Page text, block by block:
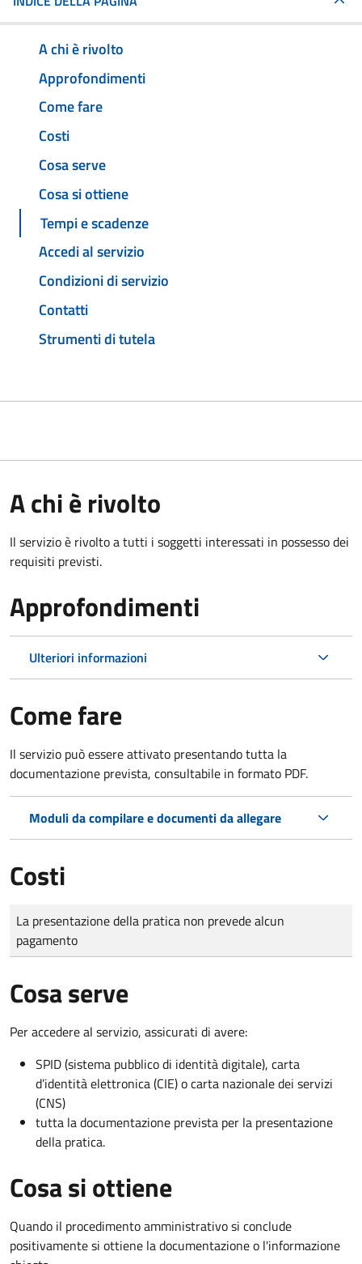
A chi è rivolto
Approfondimenti
Come fare
Costi
Cosa serve
Cosa si ottiene
Tempi e scadenze
Accedi al servizio
Condizioni di servizio
Contatti
Strumenti di tutela
A chi è rivolto
Il servizio è rivolto a tutti i soggetti interessati in possesso dei
requisiti previsti.
Approfondimenti
Ulteriori informazioni
Come fare
Il servizio può essere attivato presentando tutta la
documentazione prevista, consultabile in formato PDF.
Moduli da compilare e documenti da allegare
Costi
Tipo di pagamento
Importo
La presentazione della pratica non prevede alcun
pagamento
Cosa serve
Per accedere al servizio, assicurati di avere:
SPID (sistema pubblico di identità digitale), carta
d’identità elettronica (CIE) o carta nazionale dei servizi
(CNS)
tutta la documentazione prevista per la presentazione
della pratica.
Cosa si ottiene
Quando il procedimento amministrativo si conclude
positivamente si ottiene la documentazione o l'informazione